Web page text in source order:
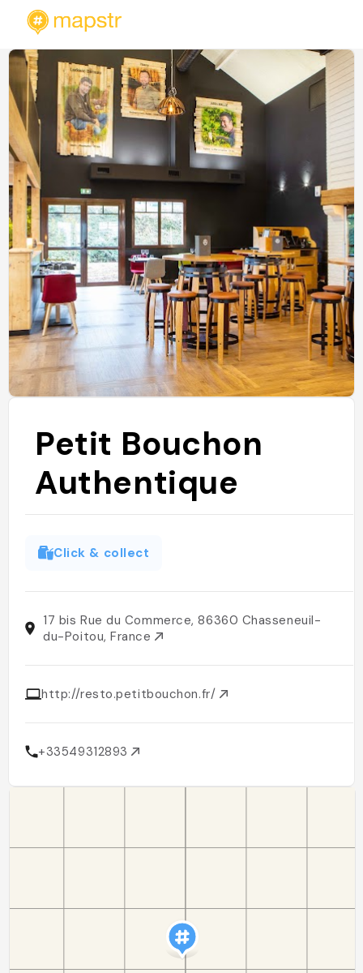
Petit Bouchon
Authentique
Click & collect
17 bis Rue du Commerce, 86360 Chasseneuil-
du-Poitou, France
http://resto.petitbouchon.fr/
+33549312893